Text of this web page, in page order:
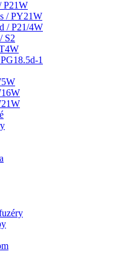
P21W
/ PY21W
/ P21/4W
S2
1